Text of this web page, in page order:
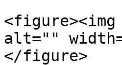
alt=""
</figure>